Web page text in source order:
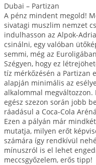
Dubai – Partizan
A pénz mindent megold!
sivatagi muszlim nemzet
indulhasson az Alpok-
csinálni, egy valóban
semmi, még az
Szégyen, hogy ez
tíz mérkőzésén a Partizan
alapján minimális az
alkalommal megváltozzon.
egész szezon során jobb
ráadásul a Coca-Cola
Ezen a pályán már
mutatja, milyen erőt
számára így rendkívül
mínuszról is el lehet
meccsgyőzelem, erős tipp!